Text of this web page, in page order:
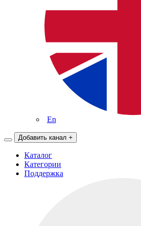
En
Добавить канал +
Каталог
Категории
Поддержка